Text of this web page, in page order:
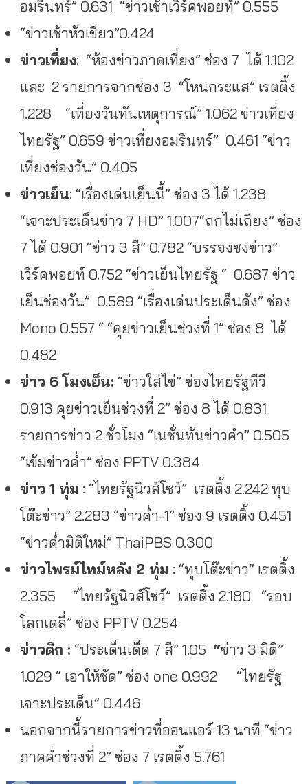
อมรินทร์” 0.631 “ข่าวเช้าเวิร์คพอยท์” 0.555
“ข่าวเช้าหัวเขียว”0.424
ข่าวเที่ยง: “ห้องข่าวภาคเที่ยง” ช่อง 7 ได้ 1.102
และ 2 รายการจากช่อง 3 “โหนกระแส” เรตติ้ง
1.228 “เที่ยงวันทันเหตุการณ์” 1.062 ข่าวเที่ยง
ไทยรัฐ” 0.659 ข่าวเที่ยงอมรินทร์” 0.461 “ข่าว
เที่ยงช่องวัน” 0.405
ข่าวเย็น: “เรื่องเด่นเย็นนี้” ช่อง 3 ได้ 1.238
“เจาะประเด็นข่าว 7 HD” 1.007“ถกไม่เถียง” ช่อง
7 ได้ 0.901 “ข่าว 3 สี” 0.782 “บรรจงชงข่าว”
เวิร์คพอยท์ 0.752 “ข่าวเย็นไทยรัฐ “ 0.687 ข่าว
เย็นช่องวัน” 0.589 “เรื่องเด่นประเด็นดัง” ช่อง
Mono 0.557 “ “คุยข่าวเย็นช่วงที่ 1” ช่อง 8 ได้
0.482
ข่าว 6 โมงเย็น: “ข่าวใส่ไข่” ช่องไทยรัฐทีวี
0.913 คุยข่าวเย็นช่วงที่ 2” ช่อง 8 ได้ 0.831
รายการข่าว 2 ชั่วโมง “เนชั่นทันข่าวค่ำ” 0.505
“เข้มข่าวค่ำ” ช่อง PPTV 0.384
ข่าว 1 ทุ่ม : “ไทยรัฐนิวส์โชว์” เรตติ้ง 2.242 ทุบ
โต๊ะข่าว” 2.283 “ข่าวค่ำ-1” ช่อง 9 เรตติ้ง 0.451
“ข่าวค่ำมิติใหม่” ThaiPBS 0.300
ข่าวไพรม์ไทม์หลัง 2 ทุ่ม : “ทุบโต๊ะข่าว” เรตติ้ง
2.355 “ไทยรัฐนิวส์โชว์” เรตติ้ง 2.180 “รอบ
โลกเดลี่” ช่อง PPTV 0.254
ข่าวดึก : “ประเด็นเด็ด 7 สี” 1.05 “ข่าว 3 มิติ”
1.029 “ เอาให้ชัด” ช่อง one 0.992
“ไทยรัฐ
เจาะประเด็น” 0.446
นอกจากนี้รายการข่าวที่ออนแอร์ 13 นาที “ข่าว
ภาคค่ำช่วงที่ 2” ช่อง 7 เรตติ้ง 5.761